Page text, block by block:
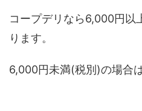
コープデリなら6,000円以
ります。
6,000円未満(税別)の場合